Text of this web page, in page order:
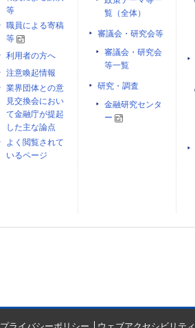
等
職員による寄稿
等
利用者の方へ
注意喚起情報
業界団体との意
見交換会におい
て金融庁が提起
した主な論点
よく閲覧されて
いるページ
覧（全体）
審議会・研究会等
審議会・研究会
等一覧
研究・調査
金融研究センタ
ー